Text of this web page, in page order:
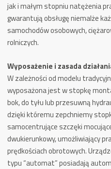
jak i małym stopniu natężenia
gwarantują obsługę niemalże
samochodów osobowych,
rolniczych.
Wyposażenie i zasada
W zależności od modelu
wyposażona jest w stopkę
bok, do tyłu lub przesuwną
dzięki któremu zepchniemy
samocentrujące szczęki
dwukierunkowy, umożliwiający
prędkościach obrotowych.
typu “automat” posiadają